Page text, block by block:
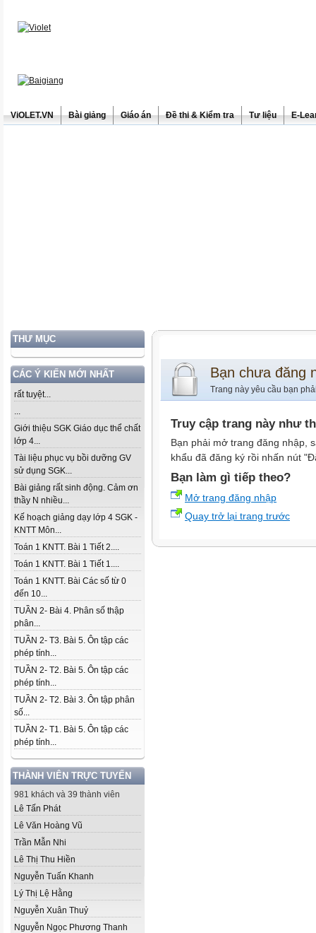
ViOLET.VN Bài giảng Giáo án Đề thi & Kiểm tra Tư liệu E-
THƯ MỤC
CÁC Ý KIẾN MỚI NHẤT
rất tuyệt...
...
Giới thiệu SGK Giáo dục thể chất
lớp 4...
Tài liệu phục vụ bồi dưỡng GV
sử dụng SGK...
Bài giảng rất sinh động. Cảm ơn
thầy N nhiều...
Kế hoạch giảng dạy lớp 4 SGK -
KNTT Môn...
Toán 1 KNTT. Bài 1 Tiết 2....
Toán 1 KNTT. Bài 1 Tiết 1....
Toán 1 KNTT. Bài Các số từ 0
đến 10...
TUẦN 2- Bài 4. Phân số thập
phân...
TUẦN 2- T3. Bài 5. Ôn tập các
phép tính...
TUẦN 2- T2. Bài 5. Ôn tập các
phép tính...
TUẦN 2- T2. Bài 3. Ôn tập phân
số...
TUẦN 2- T1. Bài 5. Ôn tập các
phép tính...
THÀNH VIÊN TRỰC TUYẾN
981 khách và 39 thành viên
Lê Tấn Phát
Lê Văn Hoàng Vũ
Trần Mẫn Nhi
Lê Thị Thu Hiền
Nguyễn Tuấn Khanh
Lý Thị Lệ Hằng
Nguyễn Xuân Thuỷ
Nguyễn Ngọc Phương Thanh
Bạn chưa đăng
Trang này yêu cầu bạn
Truy cập trang này như
Bạn phải mở trang đăng nhập,
khẩu đã đăng ký rồi nhấn nút
Bạn làm gì tiếp theo?
Mở trang đăng nhập
Quay trở lại trang trước